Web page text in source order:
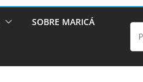
SOBRE MARICÁ